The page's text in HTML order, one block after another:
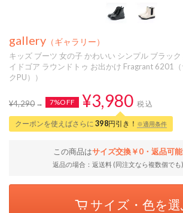
gallery （ギャラリー）
キッズ ブーツ 女の子 かわいい シンプル ブラッ
イドゴア ラウンドトゥ お出かけ Fragrant 6201
クPU））
¥4,290 7%OFF ¥3,980 税込
クーポンを使えばさらに 398円引き！ ※適用条件
この商品はサイズ交換￥0・返品可能
返品の場合：返送料 (同注文なら複数個でも
サイズ・色を選